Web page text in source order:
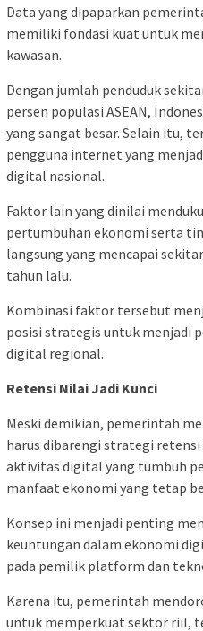
Data yang dipaparkan
memiliki fondasi kuat untuk
kawasan.
Dengan jumlah penduduk
persen populasi ASEAN,
yang sangat besar. Selain itu,
pengguna internet yang
digital nasional.
Faktor lain yang dinilai
pertumbuhan ekonomi serta
langsung yang mencapai
tahun lalu.
Kombinasi faktor tersebut
posisi strategis untuk menjadi
digital regional.
Retensi Nilai Jadi Kunci
Meski demikian, pemerintah
harus dibarengi strategi
aktivitas digital yang tumbuh
manfaat ekonomi yang tetap
Konsep ini menjadi penting
keuntungan dalam ekonomi
pada pemilik platform dan
Karena itu, pemerintah
untuk memperkuat sektor riil,